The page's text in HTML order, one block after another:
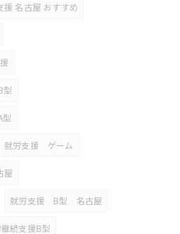
援 名古屋 おすすめ
型
型
就労支援 ゲーム
屋
就労支援 B型 名古屋
続支援B型